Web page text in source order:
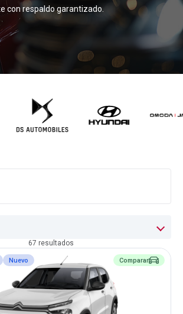
todo autos nuevos
cabina
con respaldo garantizado.
67 resultados
Nuevo Comparar